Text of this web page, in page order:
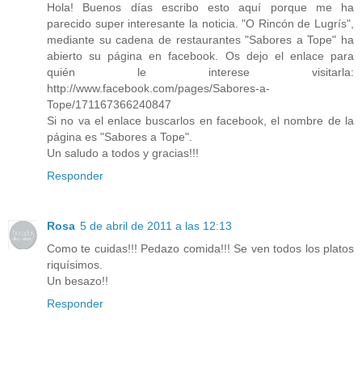
Hola! Buenos días escribo esto aquí porque me ha
parecido super interesante la noticia. "O Rincón de Lugrís",
mediante su cadena de restaurantes "Sabores a Tope" ha
abierto su página en facebook. Os dejo el enlace para
quién le interese visitarla:
http://www.facebook.com/pages/Sabores-a-
Tope/171167366240847
Si no va el enlace buscarlos en facebook, el nombre de la
página es "Sabores a Tope".
Un saludo a todos y gracias!!!
Responder
Rosa 5 de abril de 2011 a las 12:13
Como te cuidas!!! Pedazo comida!!! Se ven todos los platos
riquísimos.
Un besazo!!
Responder